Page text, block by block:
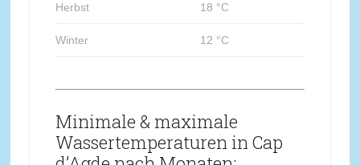
Herbst 18 °C
Winter 12 °C
Minimale & maximale
Wassertemperaturen in Cap